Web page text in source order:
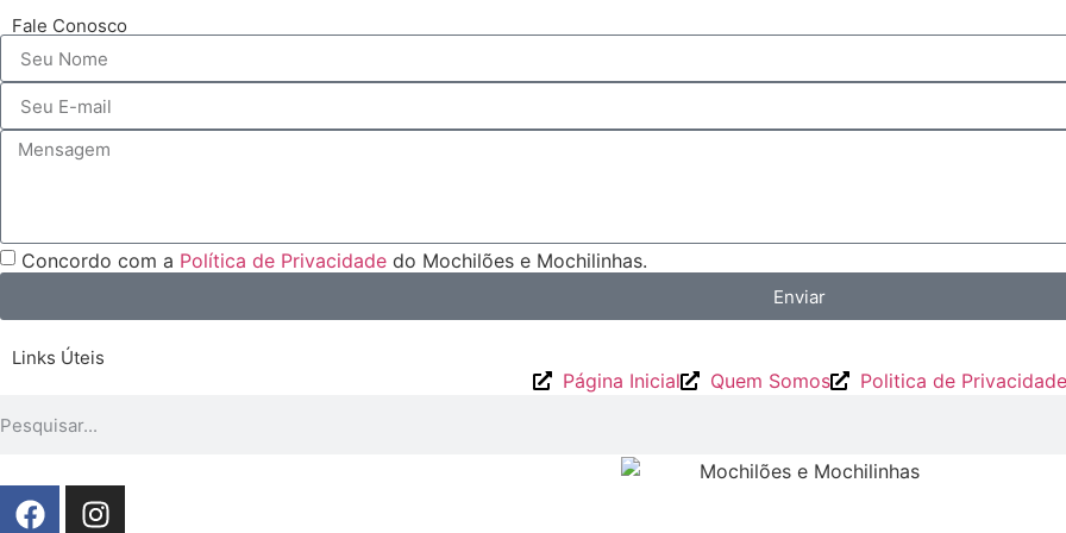
Fale Conosco
Concordo com a Política de Privacidade do Mochilões e Mochilinhas.
Enviar
Links Úteis
Página Inicial Quem Somos Politica de Privacidade